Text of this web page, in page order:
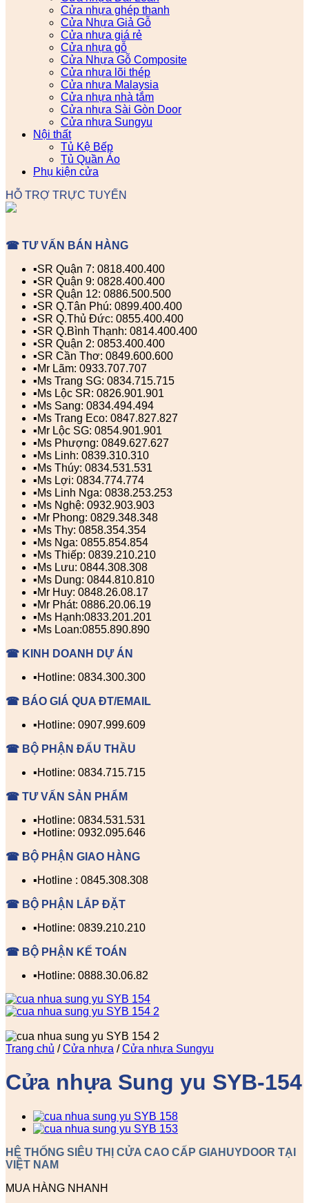
Cửa nhựa ghép thanh
Cửa Nhựa Giả Gỗ
Cửa nhựa giá rẻ
Cửa nhựa gỗ
Cửa Nhựa Gỗ Composite
Cửa nhựa lõi thép
Cửa nhựa Malaysia
Cửa nhựa nhà tắm
Cửa nhựa Sài Gòn Door
Cửa nhựa Sungyu
Nội thất
Tủ Kệ Bếp
Tủ Quần Áo
Phụ kiện cửa
HỖ TRỢ TRỰC TUYẾN
☎ TƯ VẤN BÁN HÀNG
▪️SR Quận 7: 0818.400.400
▪️SR Quận 9: 0828.400.400
▪️SR Quận 12: 0886.500.500
▪️SR Q.Tân Phú: 0899.400.400
▪️SR Q.Thủ Đức: 0855.400.400
▪️SR Q.Bình Thạnh: 0814.400.400
▪️SR Quận 2: 0853.400.400
▪️SR Cần Thơ: 0849.600.600
▪️Mr Lãm: 0933.707.707
▪️Ms Trang SG: 0834.715.715
▪️Ms Lộc SR: 0826.901.901
▪️Ms Sang: 0834.494.494
▪️Ms Trang Eco: 0847.827.827
▪️Mr Lộc SG: 0854.901.901
▪️Ms Phượng: 0849.627.627
▪️Ms Linh: 0839.310.310
▪️Ms Thúy: 0834.531.531
▪️Ms Lợi: 0834.774.774
▪️Ms Linh Nga: 0838.253.253
▪️Ms Nghệ: 0932.903.903
▪️Mr Phong: 0829.348.348
▪️Ms Thy: 0858.354.354
▪️Ms Nga: 0855.854.854
▪️Ms Thiếp: 0839.210.210
▪️Ms Lưu: 0844.308.308
▪️Ms Dung: 0844.810.810
▪️Mr Huy: 0848.26.08.17
▪️Mr Phát: 0886.20.06.19
▪️Ms Hạnh:0833.201.201
▪️Ms Loan:0855.890.890
☎ KINH DOANH DỰ ÁN
▪️Hotline: 0834.300.300
☎ BÁO GIÁ QUA ĐT/EMAIL
▪️Hotline: 0907.999.609
☎ BỘ PHẬN ĐẤU THẦU
▪️Hotline: 0834.715.715
☎ TƯ VẤN SẢN PHẨM
▪️Hotline: 0834.531.531
▪️Hotline: 0932.095.646
☎ BỘ PHẬN GIAO HÀNG
▪️Hotline : 0845.308.308
☎ BỘ PHẬN LẮP ĐẶT
▪️Hotline: 0839.210.210
☎ BỘ PHẬN KẾ TOÁN
▪️Hotline: 0888.30.06.82
Trang chủ / Cửa nhựa / Cửa nhựa Sungyu
Cửa nhựa Sung yu SYB-154
HỆ THỐNG SIÊU THỊ CỬA CAO CẤP GIAHUYDOOR TẠI
VIỆT NAM
MUA HÀNG NHANH